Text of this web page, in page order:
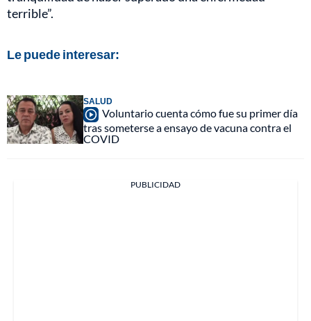
terrible”.
Le puede interesar:
SALUD
Voluntario cuenta cómo fue su primer día
tras someterse a ensayo de vacuna contra el
COVID
PUBLICIDAD